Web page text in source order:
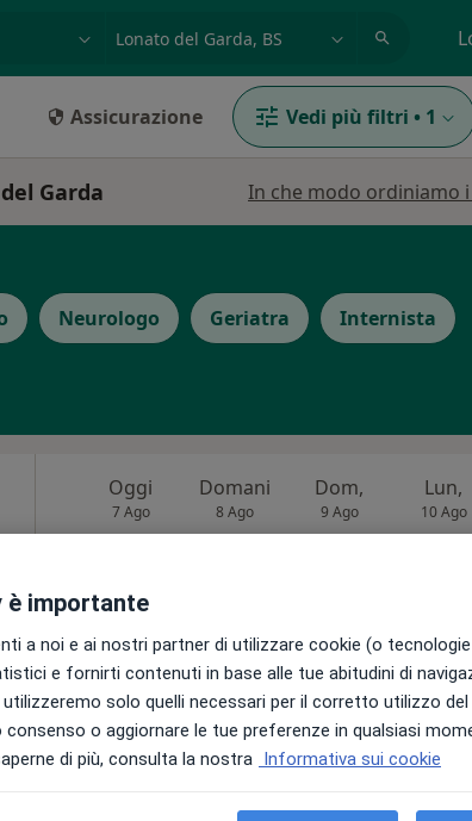
Assicurazione Vedi più filtri • 1
Garda In che modo ordiniamo
Neurologo Geriatra Internista
Oggi
7 Ago
Domani
8 Ago
Dom,
9 Ago
Lun,
10 Ago
Non ci sono agende disponibili!
Chiedi di attivare le prenotazioni online
è importante
a noi e ai nostri partner di utilizzare cookie (o
e fornirti contenuti in base alle tue abitudini di
solo quelli necessari per il corretto utilizzo
consenso o aggiornare le tue preferenze in qualsiasi
di più, consulta la nostra Informativa sui cookie